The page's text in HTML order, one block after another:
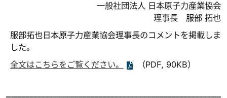
一般社団法人 日本原子力産業協会
理事長 服部 拓也
服部拓也日本原子力産業協会理事長のコメントを掲載しま
した。
全文はこちらをご覧ください。
（PDF, 90KB）